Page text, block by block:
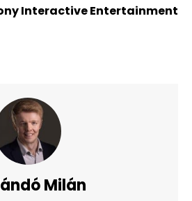
Interactive Entertainment
Milán